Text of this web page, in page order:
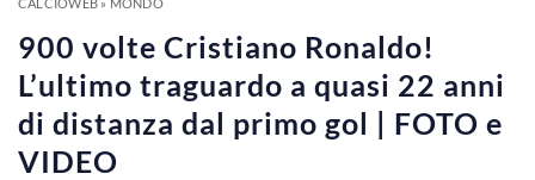
900 volte Cristiano Ronaldo!
L’ultimo traguardo a quasi 22 anni
di distanza dal primo gol | FOTO e
VIDEO